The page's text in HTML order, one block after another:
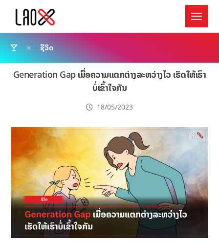
ຊີວິດ
Generation Gap ເມື່ອຄວາມແຕກຕ່າງລະຫວ່າງໄວ ເຮັດໃຫ້ເຮົາ
ບໍ່ເຂົ້າໃຈກັນ
18/05/2023